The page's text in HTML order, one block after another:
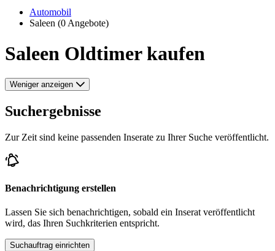
Automobil
Saleen (0 Angebote)
Saleen Oldtimer kaufen
Weniger anzeigen
Suchergebnisse
Zur Zeit sind keine passenden Inserate zu Ihrer Suche veröffentlicht.
Benachrichtigung erstellen
Lassen Sie sich benachrichtigen, sobald ein Inserat veröffentlicht
wird, das Ihren Suchkriterien entspricht.
Suchauftrag einrichten